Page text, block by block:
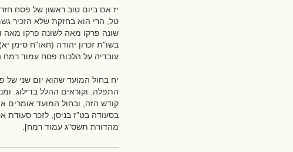
יז אם ביום טוב ראשון של פסח
טל, הרי הוא בחזקת שלא הזכיר
שונה פרקו מאה לשונה פרקו מאה
בשו"ת זכרון יהודה (חאו"ח סימן
עובדיה על הלכות פסח עמוד רמח
יח בחול המועד שהוא יום שני של
התפלה. וקוראים ההלל בדילוג.
קודש הזה, ובחול המועד אומרים
בסעודה בט"ז בניסן, לזכר
מהדורת תשס"ג עמוד רמח].